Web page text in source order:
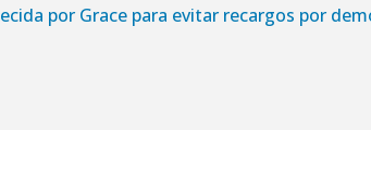
por Grace para evitar recargos por